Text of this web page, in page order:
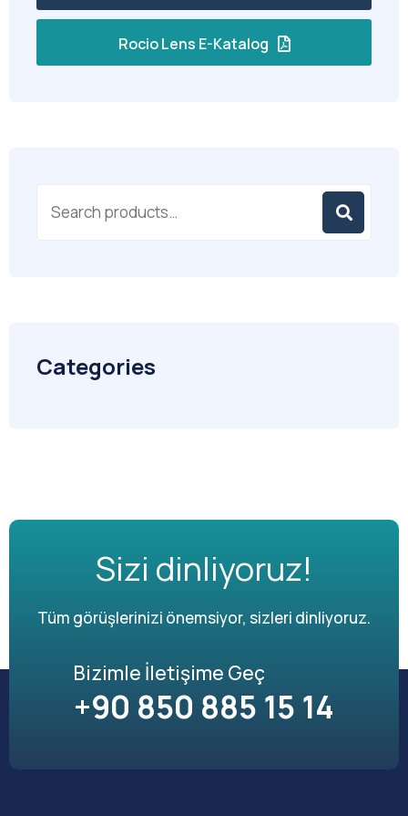
Rocio Lens E-Katalog
Categories
Sizi dinliyoruz!
Tüm görüşlerinizi önemsiyor, sizleri dinliyoruz.
Bizimle İletişime Geç
+90 850 885 15 14